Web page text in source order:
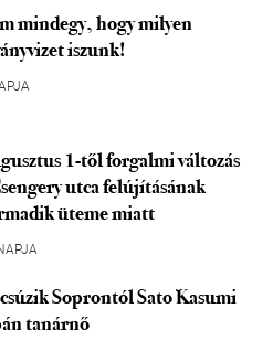
mindegy, hogy milyen
iszunk!
1-től forgalmi változás
utca felújításának
üteme miatt
Soprontól Sato Kasumi
tanárnő